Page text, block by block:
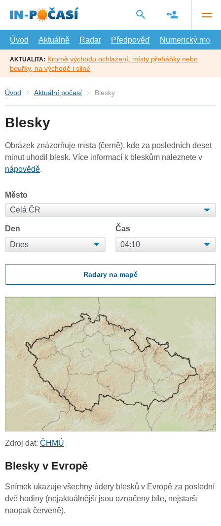
hlavní
Úvod
Aktuálně Radar Předpověď Numerický model
AKTUALITA: Kromě východu ochlazení, místy přeháňky nebo
bouřky, na východě i silné
Úvod Aktuální počasí Blesky
Blesky
Obrázek znázorňuje místa (černě), kde za posledních deset
minut uhodil blesk. Více informací k bleskům naleznete v
nápovědě.
Město
Den Čas
Radary na mapě
Zdroj dat: ČHMÚ
Blesky v Evropě
Snímek ukazuje všechny údery blesků v Evropě za poslední
dvě hodiny (nejaktuálnější jsou označeny bíle, nejstarší
naopak červeně).